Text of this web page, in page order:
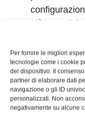
Per fornire le migliori
tecnologie come i cookie
del dispositivo. Il
partner di elaborare dati
navigazione o gli ID
personalizzati. Non
negativamente su alcune
più semplici.
grande
combinare
di analisi,
precisione